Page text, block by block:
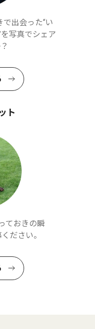
出会った“い
を写真でシェア
ト
ておきの瞬
ださい。